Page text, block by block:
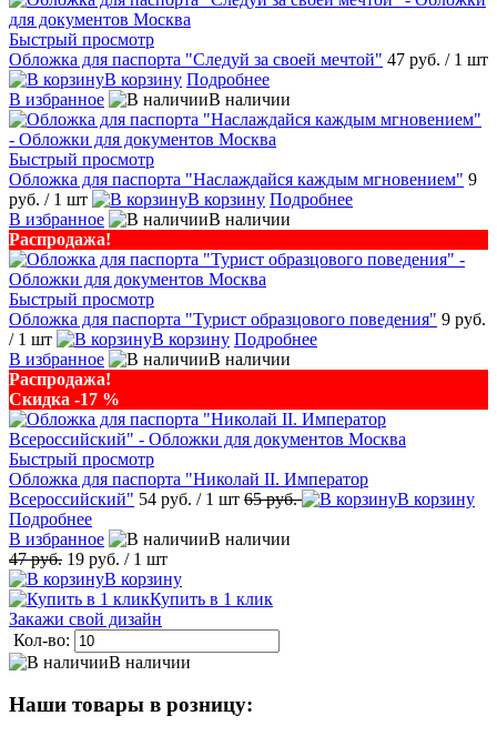
Быстрый просмотр
Обложка для паспорта "Следуй за своей мечтой" 47 руб. / 1 шт
В корзину Подробнее
В избранное
В наличии
Быстрый просмотр
Обложка для паспорта "Наслаждайся каждым мгновением" 9
руб. / 1 шт В корзину Подробнее
В избранное
В наличии
Распродажа!
Быстрый просмотр
Обложка для паспорта "Турист образцового поведения" 9 руб.
/ 1 шт
В корзину Подробнее
В избранное
В наличии
Распродажа!
Скидка -17 %
Быстрый просмотр
Обложка для паспорта "Николай II. Император
Всероссийский" 54 руб. / 1 шт 65 руб.
В корзину
Подробнее
В избранное
В наличии
47 руб. 19 руб. / 1 шт
В корзину
Купить в 1 клик
Закажи свой дизайн
Кол-во:
В наличии
Наши товары в розницу: